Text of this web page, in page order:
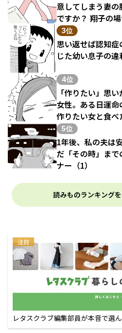
意してしまう妻
ですか？ 翔子の場
3位
思い返せば認知
じた幼い息子の違
4位
「作りたい」思
女性。ある日運
作りたい女と食べ
5位
1年後、私の夫は
だ「その時」ま
ナー（1）
読みものランキング
注目
レタスクラブ編集部員が本音で選